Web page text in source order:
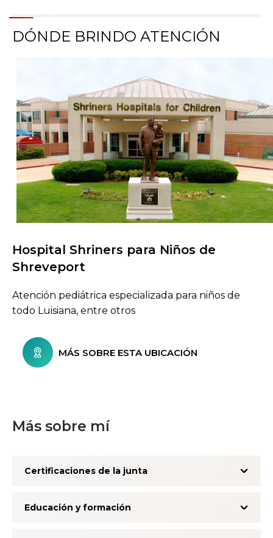
DÓNDE BRINDO ATENCIÓN
Buscar centros de atención
Hospital Shriners para Niños de
Shreveport
Atención pediátrica especializada para niños de
todo Luisiana, entre otros
MÁS SOBRE ESTA UBICACIÓN
Más sobre mí
Certificaciones de la junta
Educación y formación